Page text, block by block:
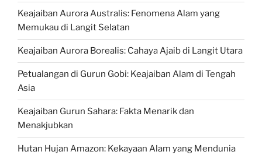
Keajaiban Aurora Australis: Fenomena Alam yang
Memukau di Langit Selatan
Keajaiban Aurora Borealis: Cahaya Ajaib di Langit Utara
Petualangan di Gurun Gobi: Keajaiban Alam di Tengah
Asia
Keajaiban Gurun Sahara: Fakta Menarik dan
Menakjubkan
Hutan Hujan Amazon: Kekayaan Alam yang Mendunia